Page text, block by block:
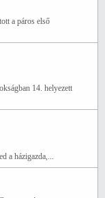
a páros első
14. helyezett
a házigazda,...